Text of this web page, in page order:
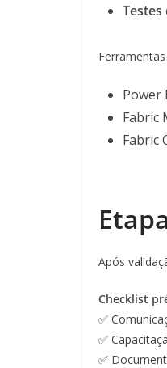
Testes
Power
Fabric
Fabric
Após
Checklist
✅
✅
✅